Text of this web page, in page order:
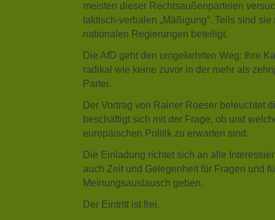
meisten dieser Rechtsaußenparteien
taktisch-verbalen „Mäßigung“. Teils sind sie
nationalen Regierungen beteiligt.
Die AfD geht den umgekehrten Weg: Ihre
radikal wie keine zuvor in der mehr als
Partei.
Der Vortrag von Rainer Roeser beleuchtet
beschäftigt sich mit der Frage, ob und
europäischen Politik zu erwarten sind.
Die Einladung richtet sich an alle
auch Zeit und Gelegenheit für Fragen und
Meinungsaustausch geben.
Der Eintritt ist frei.